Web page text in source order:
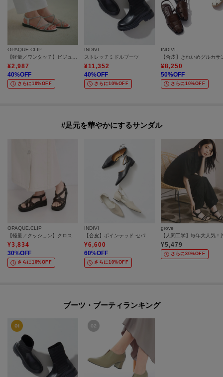
OPAQUE.CLIP
¥2,987
40%OFF
さらに10%OFF
INDIVI
ストレッチミドルブーツ
¥11,352
40%OFF
さらに10%OFF
INDIVI
¥8,250
50%OFF
さらに10%OFF
#足元を華やかにするサンダル
OPAQUE.CLIP
【軽量／クッション】クロスベルトサンダル《ヒール5cm》
¥3,834
30%OFF
さらに10%OFF
INDIVI
【合皮】ポインテッド セパレートストラップサンダル
¥6,600
60%OFF
さらに10%OFF
grove
¥5,479
さらに30%OFF
ブーツ・ブーティランキング